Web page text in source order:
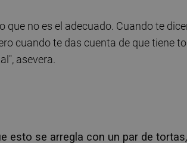
no es el adecuado. Cuando te
cuando te das cuenta de que tiene
asevera.
esto se arregla con un par de tortas,